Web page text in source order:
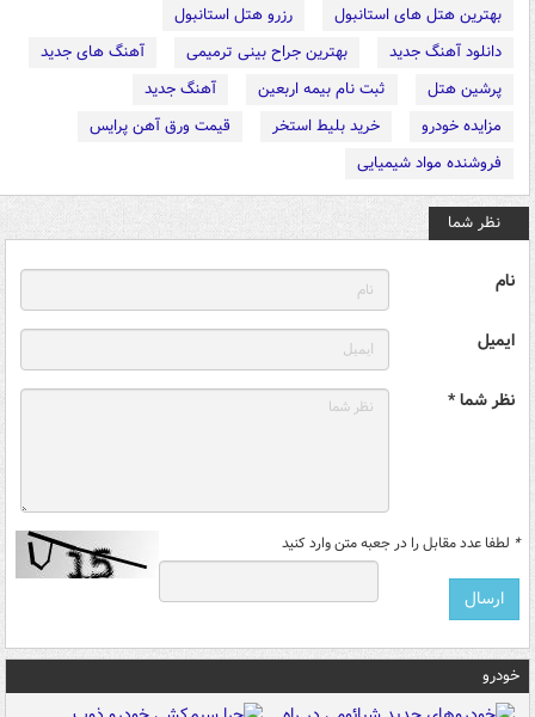
بهترین هتل های استانبول
رزرو هتل استانبول
دانلود آهنگ جدید
بهترین جراح بینی ترمیمی
آهنگ های جدید
پرشین هتل
ثبت نام بیمه اربعین
آهنگ جدید
مزایده خودرو
خرید بلیط استخر
قیمت ورق آهن پرایس
فروشنده مواد شیمیایی
نظر شما
نام
ایمیل
نظر شما *
* لطفا عدد مقابل را در جعبه متن وارد کنید
خودرو